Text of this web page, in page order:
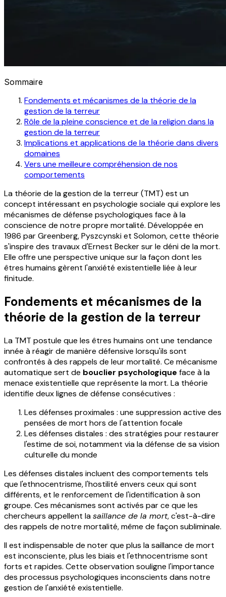
Sommaire
Fondements et mécanismes de la théorie de la
gestion de la terreur
Rôle de la pleine conscience et de la religion dans la
gestion de la terreur
Implications et applications de la théorie dans divers
domaines
Vers une meilleure compréhension de nos
comportements
La théorie de la gestion de la terreur (TMT) est un
concept intéressant en psychologie sociale qui explore les
mécanismes de défense psychologiques face à la
conscience de notre propre mortalité. Développée en
1986 par Greenberg, Pyszcynski et Solomon, cette théorie
s'inspire des travaux d'Ernest Becker sur le déni de la mort.
Elle offre une perspective unique sur la façon dont les
êtres humains gèrent l'anxiété existentielle liée à leur
finitude.
Fondements et mécanismes de la
théorie de la gestion de la terreur
La TMT postule que les êtres humains ont une tendance
innée à réagir de manière défensive lorsqu'ils sont
confrontés à des rappels de leur mortalité. Ce mécanisme
automatique sert de bouclier psychologique face à la
menace existentielle que représente la mort. La théorie
identifie deux lignes de défense consécutives :
Les défenses proximales : une suppression active des
pensées de mort hors de l'attention focale
Les défenses distales : des stratégies pour restaurer
l'estime de soi, notamment via la défense de sa vision
culturelle du monde
Les défenses distales incluent des comportements tels
que l'ethnocentrisme, l'hostilité envers ceux qui sont
différents, et le renforcement de l'identification à son
groupe. Ces mécanismes sont activés par ce que les
chercheurs appellent lasaillance de la mort, c'est-à-dire
des rappels de notre mortalité, même de façon subliminale.
Il est indispensable de noter que plus la saillance de mort
est inconsciente, plus les biais et l'ethnocentrisme sont
forts et rapides. Cette observation souligne l'importance
des processus psychologiques inconscients dans notre
gestion de l'anxiété existentielle.